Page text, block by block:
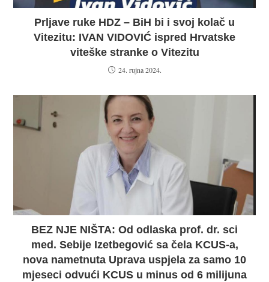
Prljave ruke HDZ – BiH bi i svoj kolač u
Vitezitu: IVAN VIDOVIĆ ispred Hrvatske
viteške stranke o Vitezitu
24. rujna 2024.
BEZ NJE NIŠTA: Od odlaska prof. dr. sci
med. Sebije Izetbegović sa čela KCUS-a,
nova nametnuta Uprava uspjela za samo 10
mjeseci odvući KCUS u minus od 6 milijuna